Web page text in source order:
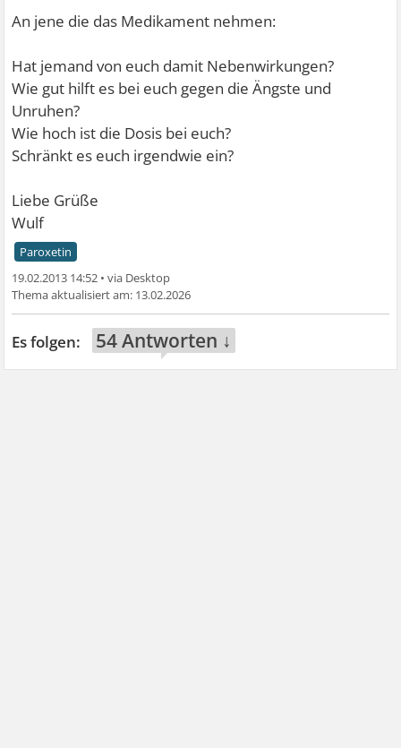
An jene die das Medikament nehmen:
Hat jemand von euch damit Nebenwirkungen?
Wie gut hilft es bei euch gegen die Ängste und
Unruhen?
Wie hoch ist die Dosis bei euch?
Schränkt es euch irgendwie ein?
Liebe Grüße
Wulf
Paroxetin
19.02.2013 14:52 •
13.02.2026
54 Antworten ↓